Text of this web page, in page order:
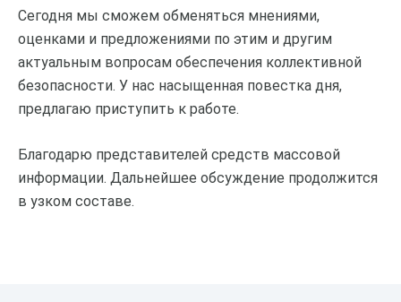
Сегодня мы сможем обменяться мнениями,
оценками и предложениями по этим и другим
актуальным вопросам обеспечения коллективной
безопасности. У нас насыщенная повестка дня,
предлагаю приступить к работе.
Благодарю представителей средств массовой
информации. Дальнейшее обсуждение продолжится
в узком составе.